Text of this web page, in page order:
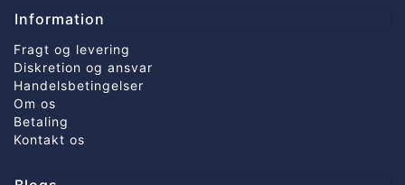
Information
Fragt og levering
Diskretion og ansvar
Handelsbetingelser
Om os
Betaling
Kontakt os